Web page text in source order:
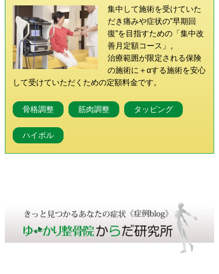
集中して施術を受けていた
だき痛みや症状の”早期回
復”を目指すための「集中改
善月定額コース」。
治療範囲が限定される保険
の施術に＋αする施術を安心
して受けていただくための定額料金です。
骨格調整 筋肉調整 タッピング
ハイボル